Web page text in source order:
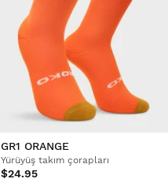
GR1 ORANGE
Yürüyüş takım çorapları
$24.95